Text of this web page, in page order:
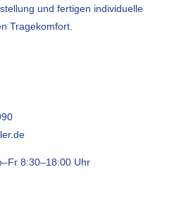
und fertigen individuelle
Tragekomfort.
8:30–18:00 Uhr